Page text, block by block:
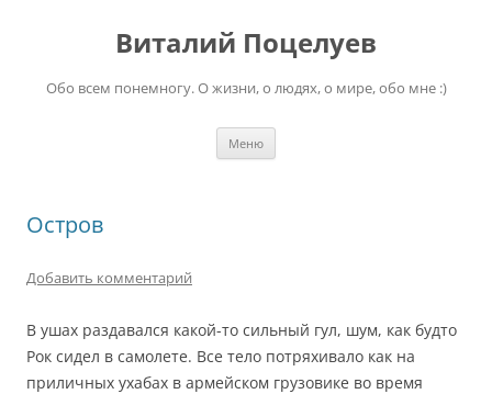
содержимомуВиталий Поцелуев
Обо всем понемногу. О жизни, о людях, о мире, обо мне :)
Меню
Остров
Добавить комментарий
В ушах раздавался какой-то сильный гул, шум, как будто
Рок сидел в самолете. Все тело потряхивало как на
приличных ухабах в армейском грузовике во время